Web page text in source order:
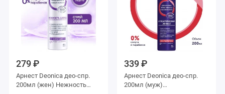
279 ₽
Арнест Deonica део-спр.
200мл (жен) Нежность
339 ₽
Арнест Deonica део-спр.
200мл (муж)